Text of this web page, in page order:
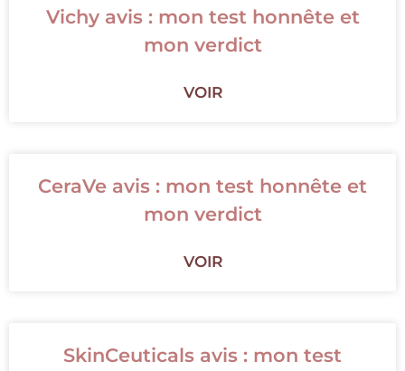
Vichy avis : mon test honnête et
mon verdict
VOIR
CeraVe avis : mon test honnête et
mon verdict
VOIR
SkinCeuticals avis : mon test